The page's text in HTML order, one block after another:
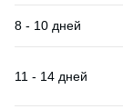
8 - 10 дней
11 - 14 дней